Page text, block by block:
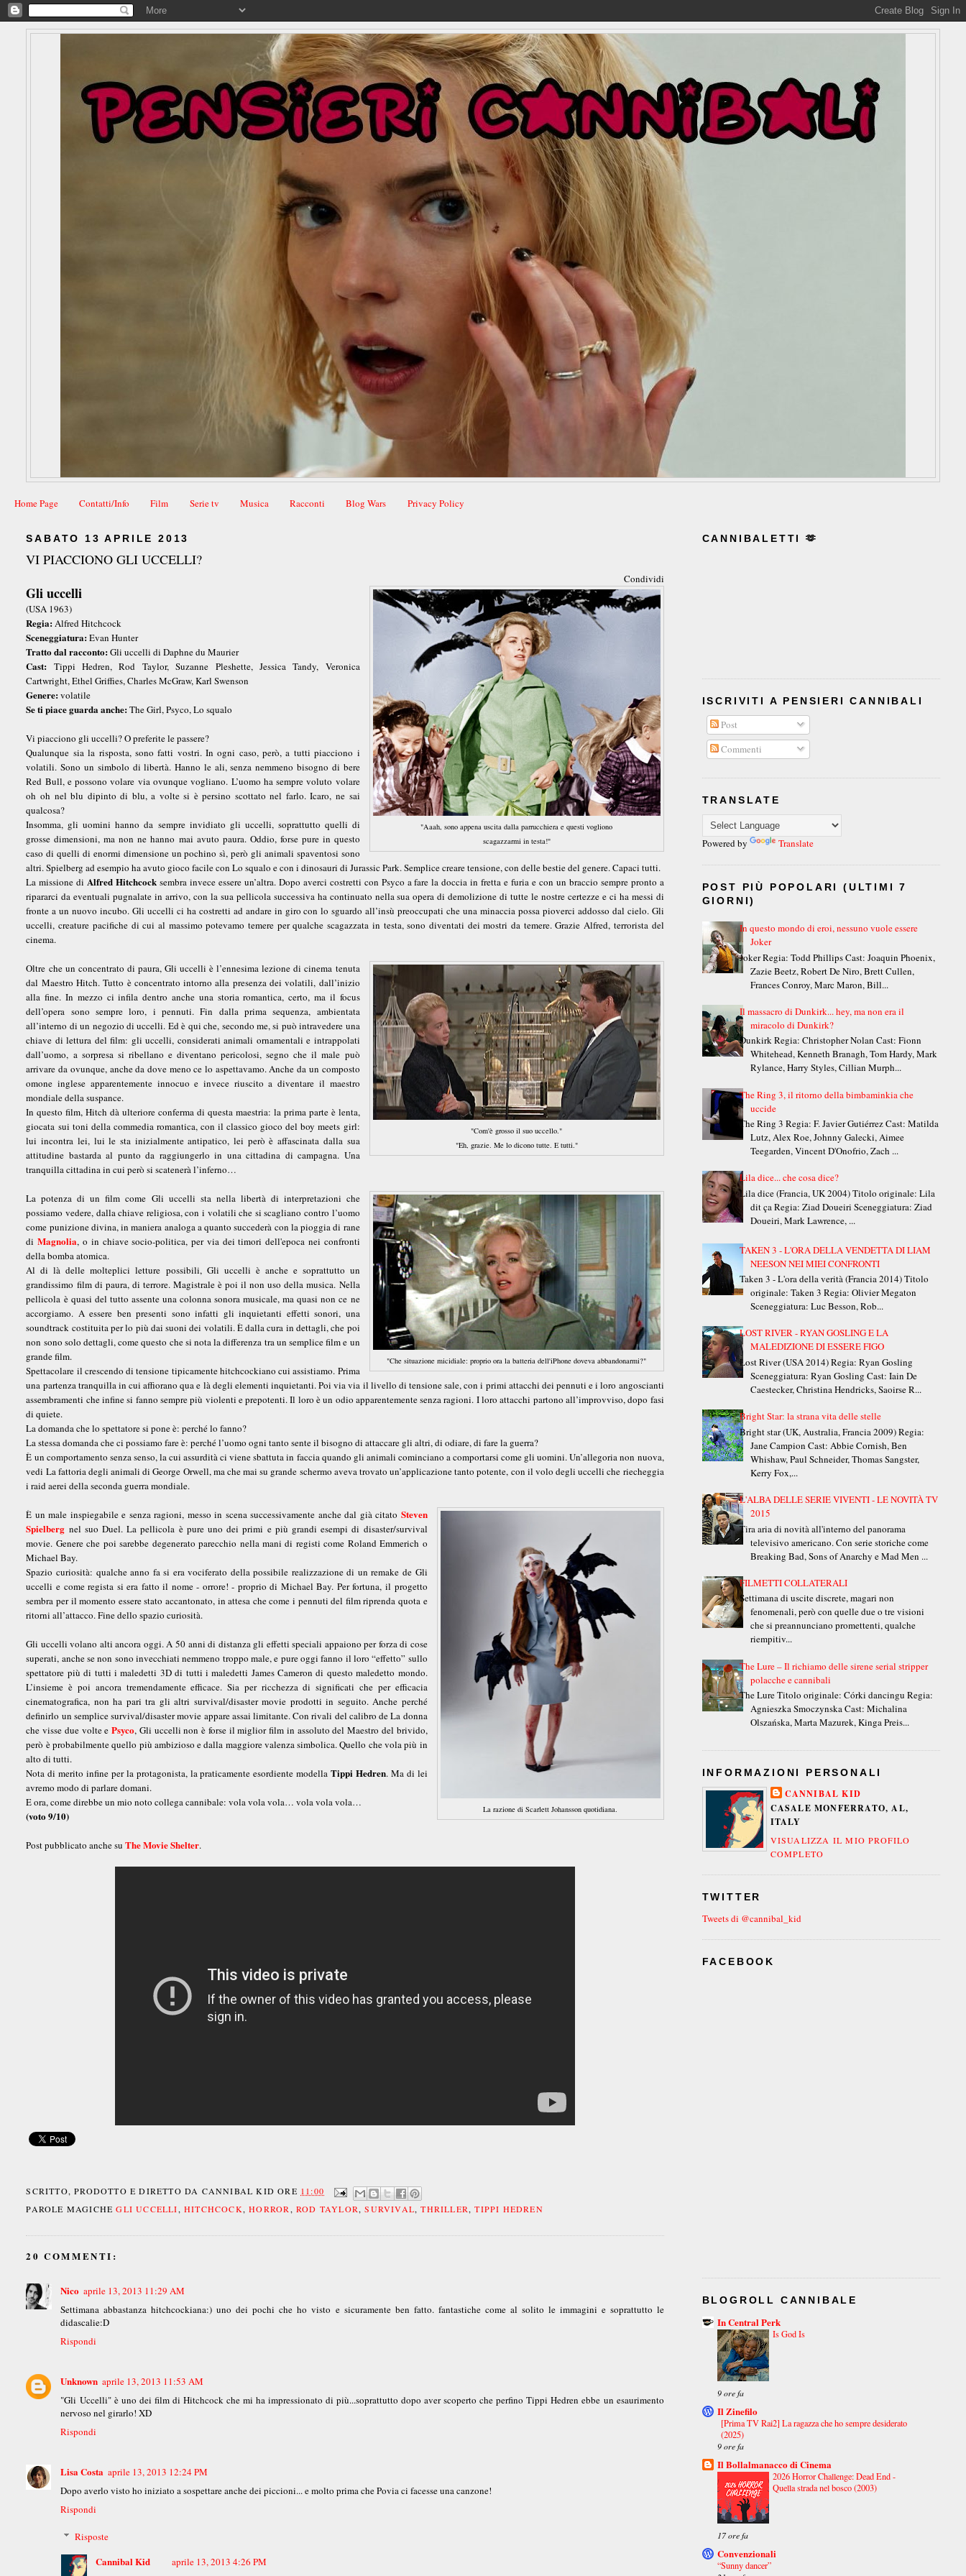
Home Page Contatti/Info Film Serie tv Musica Racconti Blog Wars Privacy Policy
SABATO 13 APRILE 2013
VI PIACCIONO GLI UCCELLI?
Condividi
"Aaah, sono appena uscita dalla parrucchiera e questi vogliono
scagazzarmi in testa!"
Gli uccelli
(USA 1963)
Regia: Alfred Hitchcock
Sceneggiatura:Evan Hunter
Tratto dal racconto:Gli uccelli di Daphne du Maurier
Cast: Tippi Hedren, Rod Taylor, Suzanne Pleshette, Jessica Tandy, Veronica
Cartwright, Ethel Griffies, Charles McGraw, Karl Swenson
Genere:volatile
Se ti piace guarda anche:The Girl, Psyco, Lo squalo
Vi piacciono gli uccelli? O preferite le passere?
Qualunque sia la risposta, sono fatti vostri. In ogni caso, però, a tutti piacciono i
volatili. Sono un simbolo di libertà. Hanno le ali, senza nemmeno bisogno di bere
Red Bull, e possono volare via ovunque vogliano. L’uomo ha sempre voluto volare
oh oh nel blu dipinto di blu, a volte si è persino scottato nel farlo. Icaro, ne sai
qualcosa?
Insomma, gli uomini hanno da sempre invidiato gli uccelli, soprattutto quelli di
grosse dimensioni, ma non ne hanno mai avuto paura. Oddio, forse pure in questo
caso di quelli di enormi dimensione un pochino sì, però gli animali spaventosi sono
altri. Spielberg ad esempio ha avuto gioco facile con Lo squalo e con i dinosauri di Jurassic Park. Semplice creare tensione, con delle bestie del genere. Capaci tutti.
La missione di Alfred Hitchcock sembra invece essere un’altra. Dopo averci costretti con Psyco a fare la doccia in fretta e furia e con un braccio sempre pronto a
ripararci da eventuali pugnalate in arrivo, con la sua pellicola successiva ha continuato nella sua opera di demolizione di tutte le nostre certezze e ci ha messi di
fronte a un nuovo incubo. Gli uccelli ci ha costretti ad andare in giro con lo sguardo all’insù preoccupati che una minaccia possa pioverci addosso dal cielo. Gli
uccelli, creature pacifiche di cui al massimo potevamo temere per qualche scagazzata in testa, sono diventati dei mostri da temere. Grazie Alfred, terrorista del
cinema.
"Com'è grosso il suo uccello."
"Eh, grazie. Me lo dicono tutte. E tutti."
Oltre che un concentrato di paura, Gli uccelli è l’ennesima lezione di cinema tenuta
dal Maestro Hitch. Tutto è concentrato intorno alla presenza dei volatili, dall’inizio
alla fine. In mezzo ci infila dentro anche una storia romantica, certo, ma il focus
dell’opera sono sempre loro, i pennuti. Fin dalla prima sequenza, ambientata
all’interno di un negozio di uccelli. Ed è qui che, secondo me, si può intravedere una
chiave di lettura del film: gli uccelli, considerati animali ornamentali e intrappolati
dall’uomo, a sorpresa si ribellano e diventano pericolosi, segno che il male può
arrivare da ovunque, anche da dove meno ce lo aspettavamo. Anche da un composto
omone inglese apparentemente innocuo e invece riuscito a diventare il maestro
mondiale della suspance.
In questo film, Hitch dà ulteriore conferma di questa maestria: la prima parte è lenta,
giocata sui toni della commedia romantica, con il classico gioco del boy meets girl:
lui incontra lei, lui le sta inizialmente antipatico, lei però è affascinata dalla sua
attitudine bastarda al punto da raggiungerlo in una cittadina di campagna. Una
tranquilla cittadina in cui però si scatenerà l’inferno…
"Che situazione micidiale: proprio ora la batteria dell'iPhone doveva abbandonarmi?"
La potenza di un film come Gli uccelli sta nella libertà di interpretazioni che
possiamo vedere, dalla chiave religiosa, con i volatili che si scagliano contro l’uomo
come punizione divina, in maniera analoga a quanto succederà con la pioggia di rane
diMagnolia, o in chiave socio-politica, per via dei timori dell'epoca nei confronti
della bomba atomica.
Al di là delle molteplici letture possibili, Gli uccelli è anche e soprattutto un
grandissimo film di paura, di terrore. Magistrale è poi il non uso della musica. Nella
pellicola è quasi del tutto assente una colonna sonora musicale, ma quasi non ce ne
accorgiamo. A essere ben presenti sono infatti gli inquietanti effetti sonori, una
soundtrack costituita per lo più dai suoni dei volatili. È dalla cura in dettagli, che poi
non sono solo dettagli, come questo che si nota la differenza tra un semplice film e un
grande film.
Spettacolare il crescendo di tensione tipicamente hitchcockiano cui assistiamo. Prima
una partenza tranquilla in cui affiorano qua e là degli elementi inquietanti. Poi via via il livello di tensione sale, con i primi attacchi dei pennuti e i loro angoscianti
assembramenti che infine si fanno sempre più violenti e prepotenti. Il loro è un odio apparentemente senza ragioni. I loro attacchi partono all’improvviso, dopo fasi
di quiete.
La domanda che lo spettatore si pone è: perché lo fanno?
La stessa domanda che ci possiamo fare è: perché l’uomo ogni tanto sente il bisogno di attaccare gli altri, di odiare, di fare la guerra?
È un comportamento senza senso, la cui assurdità ci viene sbattuta in faccia quando gli animali cominciano a comportarsi come gli uomini. Un’allegoria non nuova,
vedi La fattoria degli animali di George Orwell, ma che mai su grande schermo aveva trovato un’applicazione tanto potente, con il volo degli uccelli che riecheggia
i raid aerei della seconda guerra mondiale.
La razione di Scarlett Johansson quotidiana.
È un male inspiegabile e senza ragioni, messo in scena successivamente anche dal già citato Steven
Spielberg nel suo Duel. La pellicola è pure uno dei primi e più grandi esempi di disaster/survival
movie. Genere che poi sarebbe degenerato parecchio nella mani di registi come Roland Emmerich o
Michael Bay.
Spazio curiosità: qualche anno fa si era vociferato della possibile realizzazione di un remake de Gli
uccelli e come regista si era fatto il nome - orrore! - proprio di Michael Bay. Per fortuna, il progetto
sembra per il momento essere stato accantonato, in attesa che come i pennuti del film riprenda quota e
ritorni all’attacco. Fine dello spazio curiosità.
Gli uccelli volano alti ancora oggi. A 50 anni di distanza gli effetti speciali appaiono per forza di cose
superati, anche se non sono invecchiati nemmeno troppo male, e pure oggi fanno il loro “effetto” sullo
spettatore più di tutti i maledetti 3D di tutti i maledetti James Cameron di questo maledetto mondo.
L’insieme è poi ancora tremendamente efficace. Sia per ricchezza di significati che per efficacia
cinematografica, non ha pari tra gli altri survival/disaster movie prodotti in seguito. Anche perché
definirlo un semplice survival/disaster movie appare assai limitante. Con rivali del calibro de La donna
che visse due volte ePsyco, Gli uccelli non è forse il miglior film in assoluto del Maestro del brivido,
però è probabilmente quello più ambizioso e dalla maggiore valenza simbolica. Quello che vola più in
alto di tutti.
Nota di merito infine per la protagonista, la praticamente esordiente modellaTippi Hedren. Ma di lei
avremo modo di parlare domani.
E ora, come direbbe un mio noto collega cannibale: vola vola vola… vola vola vola…
(voto 9/10)
Post pubblicato anche suThe Movie Shelter.
SCRITTO, PRODOTTO E DIRETTO DA CANNIBAL KID ORE 11:00
PAROLE MAGICHEGLI UCCELLI,HITCHCOCK,HORROR, ROD TAYLOR,SURVIVAL,THRILLER,TIPPI HEDREN
20 COMMENTI:
Nico aprile 13, 2013 11:29 AM
Settimana abbastanza hitchcockiana:) uno dei pochi che ho visto e sicuramente ben fatto. fantastiche come al solito le immagini e soprattutto le
didascalie:D
Rispondi
Unknown aprile 13, 2013 11:53 AM
"Gli Uccelli" è uno dei film di Hitchcock che mi ha impressionato di più...soprattutto dopo aver scoperto che perfino Tippi Hedren ebbe un esaurimento
nervoso nel girarlo! XD
Rispondi
Lisa Costa aprile 13, 2013 12:24 PM
Dopo averlo visto ho iniziato a sospettare anche dei piccioni... e molto prima che Povia ci facesse una canzone!
Rispondi
Risposte
Cannibal Kid
aprile 13, 2013 4:26 PM
CANNIBALETTI 🫶
ISCRIVITI A PENSIERI CANNIBALI
Post
Commenti
TRANSLATE
Powered by Translate
POST PIÙ POPOLARI (ULTIMI 7
GIORNI)
In questo mondo di eroi, nessuno vuole essere
Joker
Joker Regia: Todd Phillips Cast: Joaquin Phoenix,
Zazie Beetz, Robert De Niro, Brett Cullen,
Frances Conroy, Marc Maron, Bill...
Il massacro di Dunkirk... hey, ma non era il
miracolo di Dunkirk?
Dunkirk Regia: Christopher Nolan Cast: Fionn
Whitehead, Kenneth Branagh, Tom Hardy, Mark
Rylance, Harry Styles, Cillian Murph...
The Ring 3, il ritorno della bimbaminkia che
uccide
The Ring 3 Regia: F. Javier Gutiérrez Cast: Matilda
Lutz, Alex Roe, Johnny Galecki, Aimee
Teegarden, Vincent D'Onofrio, Zach ...
Lila dice... che cosa dice?
Lila dice (Francia, UK 2004) Titolo originale: Lila
dit ça Regia: Ziad Doueiri Sceneggiatura: Ziad
Doueiri, Mark Lawrence, ...
TAKEN 3 - L'ORA DELLA VENDETTA DI LIAM
NEESON NEI MIEI CONFRONTI
Taken 3 - L'ora della verità (Francia 2014) Titolo
originale: Taken 3 Regia: Olivier Megaton
Sceneggiatura: Luc Besson, Rob...
LOST RIVER - RYAN GOSLING E LA
MALEDIZIONE DI ESSERE FIGO
Lost River (USA 2014) Regia: Ryan Gosling
Sceneggiatura: Ryan Gosling Cast: Iain De
Caestecker, Christina Hendricks, Saoirse R...
Bright Star: la strana vita delle stelle
Bright star (UK, Australia, Francia 2009) Regia:
Jane Campion Cast: Abbie Cornish, Ben
Whishaw, Paul Schneider, Thomas Sangster,
Kerry Fox,...
L'ALBA DELLE SERIE VIVENTI - LE NOVITÀ TV
2015
Tira aria di novità all'interno del panorama
televisivo americano. Con serie storiche come
Breaking Bad, Sons of Anarchy e Mad Men ...
FILMETTI COLLATERALI
Settimana di uscite discrete, magari non
fenomenali, però con quelle due o tre visioni
che si preannunciano promettenti, qualche
riempitiv...
The Lure – Il richiamo delle sirene serial stripper
polacche e cannibali
The Lure Titolo originale: Córki dancingu Regia:
Agnieszka Smoczynska Cast: Michalina
Olszańska, Marta Mazurek, Kinga Preis...
INFORMAZIONI PERSONALI
CANNIBAL KID
CASALE MONFERRATO, AL,
ITALY
VISUALIZZA IL MIO PROFILO
COMPLETO
TWITTER
Tweets di @cannibal_kid
FACEBOOK
BLOGROLL CANNIBALE
In Central Perk
Is God Is
9 ore fa
Il Zinefilo
[Prima TV Rai2] La ragazza che ho sempre desiderato
(2025)
9 ore fa
Il Bollalmanacco di Cinema
2026 Horror Challenge: Dead End -
Quella strada nel bosco (2003)
17 ore fa
Convenzionali
“Sunny dancer”